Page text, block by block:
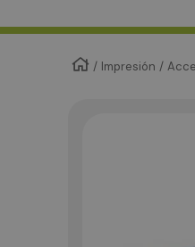
Impresión